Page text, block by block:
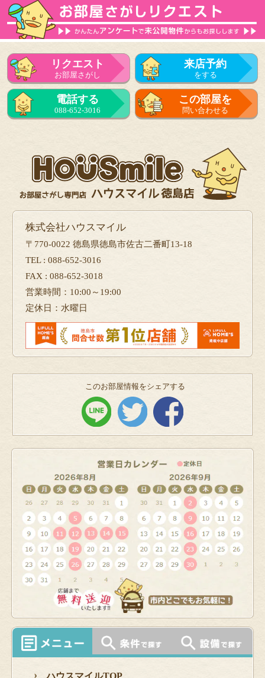
リクエスト
お部屋さがし
来店予約
をする
電話する
088-652-3016
この部屋を
問い合わせる
株式会社ハウスマイル
〒770-0022 徳島県徳島市佐古二番町13-18
TEL : 088-652-3016
FAX : 088-652-3018
営業時間：10:00～19:00
定休日：水曜日
このお部屋情報をシェアする
ハウスマイルTOP